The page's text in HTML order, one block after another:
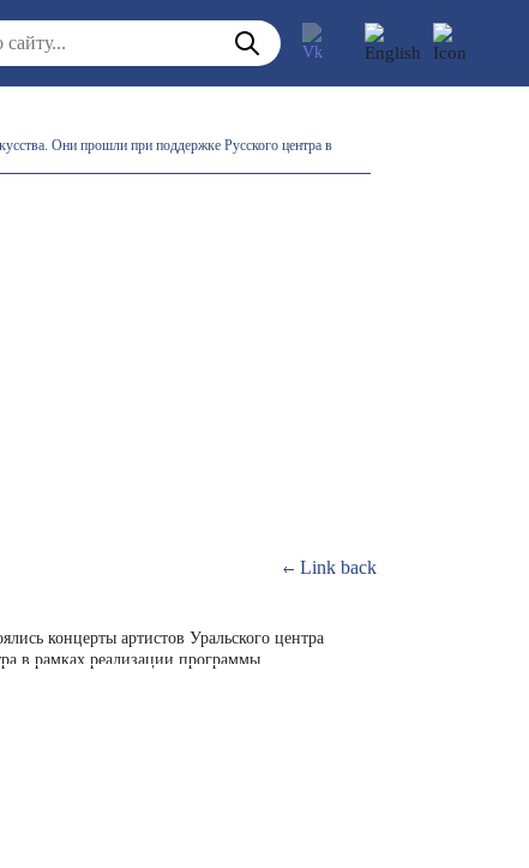
Они прошли при поддержке Русского центра в
Link back